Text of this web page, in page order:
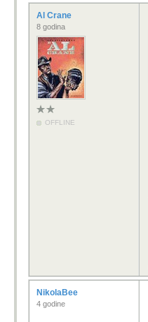
Al Crane
8 godina
OFFLINE
NikolaBee
4 godine